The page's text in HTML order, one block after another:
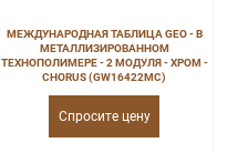
МЕЖДУНАРОДНАЯ ТАБЛИЦА GEO - В
МЕТАЛЛИЗИРОВАННОМ
ТЕХНОПОЛИМЕРЕ - 2 МОДУЛЯ - ХРОМ -
CHORUS (GW16422MC)
Спросите цену